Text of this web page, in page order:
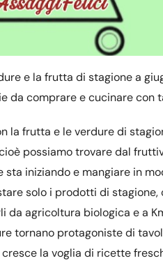
e la frutta di stagione a
da comprare e cucinare con
la frutta e le verdure di
possiamo trovare dal
iniziando e mangiare in
solo i prodotti di stagione,
da agricoltura biologica e a
tornano protagoniste di
la voglia di ricette